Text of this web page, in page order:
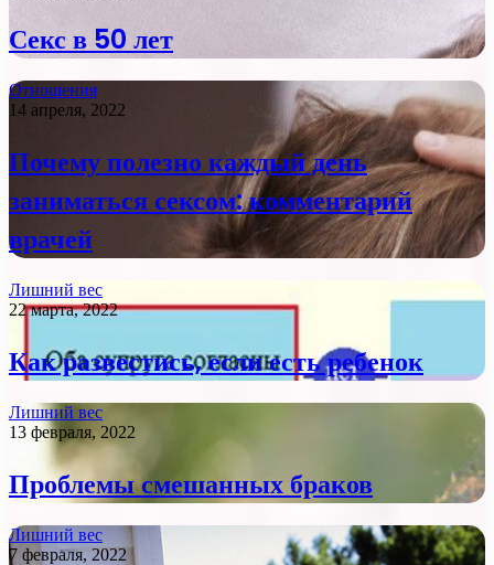
Секс в 50 лет
Отношения
14 апреля, 2022
Почему полезно каждый день
заниматься сексом: комментарий
врачей
Лишний вес
22 марта, 2022
Как развестись, если есть ребенок
Лишний вес
13 февраля, 2022
Проблемы смешанных браков
Лишний вес
7 февраля, 2022